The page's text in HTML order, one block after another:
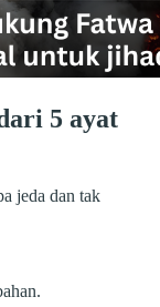
5 ayat
jeda dan tak